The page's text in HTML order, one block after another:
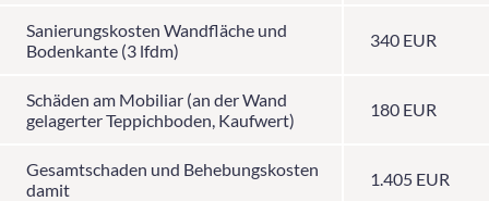
Sanierungskosten Wandfläche und
Bodenkante (3 lfdm)
340 EUR
Schäden am Mobiliar (an der Wand
gelagerter Teppichboden, Kaufwert)
180 EUR
Gesamtschaden und Behebungskosten
damit
1.405 EUR